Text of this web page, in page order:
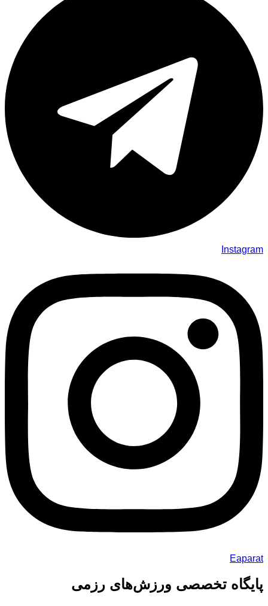
Instagram
Eaparat
پایگاه تخصصی ورزش‌های رزمی